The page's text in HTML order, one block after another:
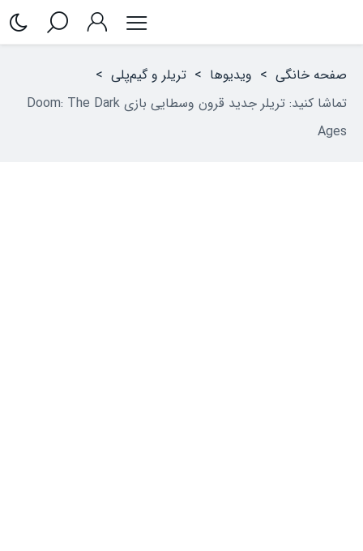
صفحه خانگی > ویدیوها > تریلر و گیم‌پلی >
تماشا کنید: تریلر جدید قرون وسطایی بازی Doom: The Dark
Ages